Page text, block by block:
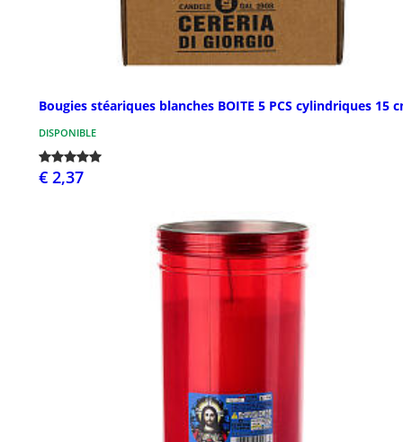
Bougies stéariques blanches BOITE 5 PCS cylindriques 15
DISPONIBLE
€ 2,37